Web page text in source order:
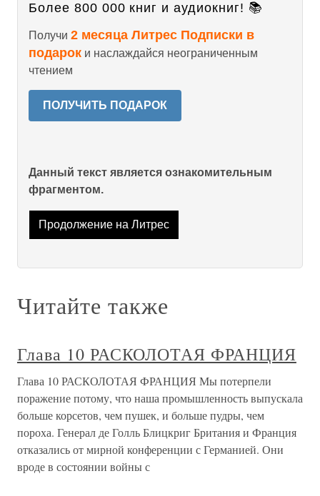
Более 800 000 книг и аудиокниг! 📚
Получи 2 месяца Литрес Подписки в
подарок и наслаждайся неограниченным
чтением
ПОЛУЧИТЬ ПОДАРОК
Данный текст является ознакомительным
фрагментом.
Продолжение на Литрес
Читайте также
Глава 10 РАСКОЛОТАЯ ФРАНЦИЯ
Глава 10 РАСКОЛОТАЯ ФРАНЦИЯ Мы потерпели
поражение потому, что наша промышленность выпускала
больше корсетов, чем пушек, и больше пудры, чем
пороха. Генерал де Голль Блицкриг Британия и Франция
отказались от мирной конференции с Германией. Они
вроде в состоянии войны с